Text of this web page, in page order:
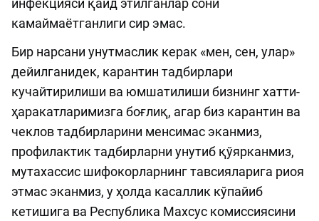
инфекцияси қайд этилганлар сони
камаймаётганлиги сир эмас.
Бир нарсани унутмаслик керак «мен, сен, улар»
дейилганидек, карантин тадбирлари
кучайтирилиши ва юмшатилиши бизнинг хатти-
ҳаракатларимизга боғлиқ, агар биз карантин ва
чеклов тадбирларини менсимас эканмиз,
профилактик тадбирларни унутиб қўярканмиз,
мутахассис шифокорларнинг тавсияларига риоя
этмас эканмиз, у ҳолда касаллик кўпайиб
кетишига ва Республика Махсус комиссиясини